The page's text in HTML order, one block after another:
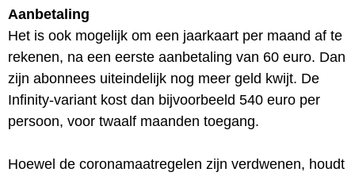
Aanbetaling
Het is ook mogelijk om een jaarkaart per maand af te
rekenen, na een eerste aanbetaling van 60 euro. Dan
zijn abonnees uiteindelijk nog meer geld kwijt. De
Infinity-variant kost dan bijvoorbeeld 540 euro per
persoon, voor twaalf maanden toegang.
Hoewel de coronamaatregelen zijn verdwenen, houdt